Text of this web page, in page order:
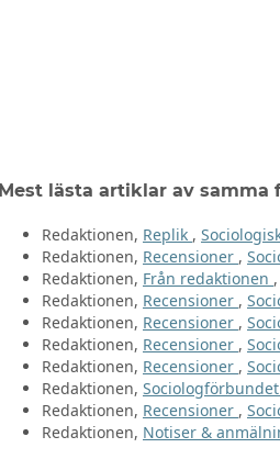
Mest lästa artiklar av samma
Redaktionen, Replik ,
Redaktionen, Recensioner ,
Redaktionen, Från redaktionen ,
Redaktionen, Recensioner ,
Redaktionen, Recensioner ,
Redaktionen, Recensioner ,
Redaktionen, Recensioner ,
Redaktionen,
Redaktionen, Recensioner ,
Redaktionen, Notiser &